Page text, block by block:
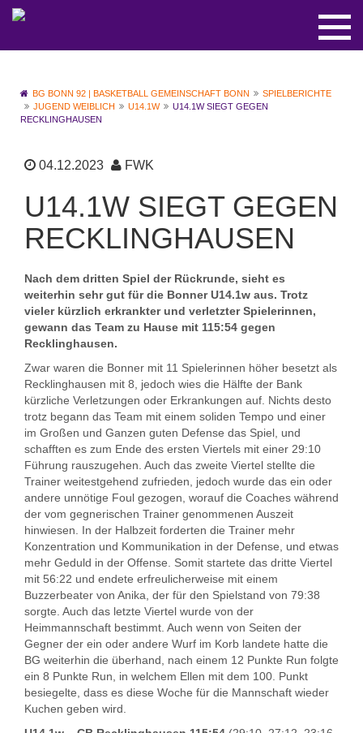
BG BONN 92 | BASKETBALL GEMEINSCHAFT BONN
SPIELBERICHTE
JUGEND WEIBLICH
U14.1W
U14.1W SIEGT GEGEN
RECKLINGHAUSEN
04.12.2023 FWK
U14.1W SIEGT GEGEN
RECKLINGHAUSEN
Nach dem dritten Spiel der Rückrunde, sieht es
weiterhin sehr gut für die Bonner U14.1w aus. Trotz
vieler kürzlich erkrankter und verletzter Spielerinnen,
gewann das Team zu Hause mit 115:54 gegen
Recklinghausen.
Zwar waren die Bonner mit 11 Spielerinnen höher besetzt als
Recklinghausen mit 8, jedoch wies die Hälfte der Bank
kürzliche Verletzungen oder Erkrankungen auf. Nichts desto
trotz begann das Team mit einem soliden Tempo und einer
im Großen und Ganzen guten Defense das Spiel, und
schafften es zum Ende des ersten Viertels mit einer 29:10
Führung rauszugehen. Auch das zweite Viertel stellte die
Trainer weitestgehend zufrieden, jedoch wurde das ein oder
andere unnötige Foul gezogen, worauf die Coaches während
der vom gegnerischen Trainer genommenen Auszeit
hinwiesen. In der Halbzeit forderten die Trainer mehr
Konzentration und Kommunikation in der Defense, und etwas
mehr Geduld in der Offense. Somit startete das dritte Viertel
mit 56:22 und endete erfreulicherweise mit einem
Buzzerbeater von Anika, der für den Spielstand von 79:38
sorgte. Auch das letzte Viertel wurde von der
Heimmannschaft bestimmt. Auch wenn von Seiten der
Gegner der ein oder andere Wurf im Korb landete hatte die
BG weiterhin die überhand, nach einem 12 Punkte Run folgte
ein 8 Punkte Run, in welchem Ellen mit dem 100. Punkt
besiegelte, dass es diese Woche für die Mannschaft wieder
Kuchen geben wird.